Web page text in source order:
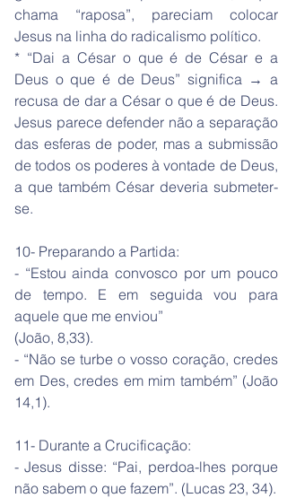
chama “raposa”, pareciam colocar
Jesus na linha do radicalismo político.
* “Dai a César o que é de César e a
Deus o que é de Deus” significa → a
recusa de dar a César o que é de Deus.
Jesus parece defender não a separação
das esferas de poder, mas a submissão
de todos os poderes à vontade de Deus,
a que também César deveria submeter-
se.
10- Preparando a Partida:
- “Estou ainda convosco por um pouco
de tempo. E em seguida vou para
aquele que me enviou”
(João, 8,33).
- “Não se turbe o vosso coração, credes
em Des, credes em mim também” (João
14,1).
11- Durante a Crucificação:
- Jesus disse: “Pai, perdoa-lhes porque
não sabem o que fazem”. (Lucas 23, 34).